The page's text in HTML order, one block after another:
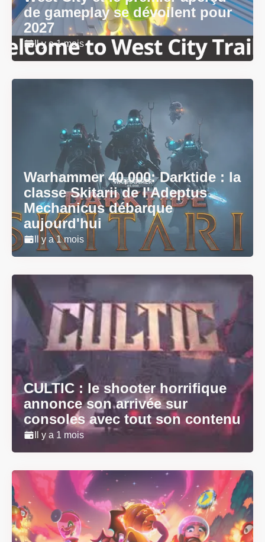
de gameplay se dévoilent pour
2027
Il y a 1 mois
Warhammer 40,000: Darktide : la
classe Skitarii de l'Adeptus
Mechanicus débarque
aujourd'hui
Il y a 1 mois
CULTIC : le shooter horrifique
annonce son arrivée sur
consoles avec tout son contenu
Il y a 1 mois